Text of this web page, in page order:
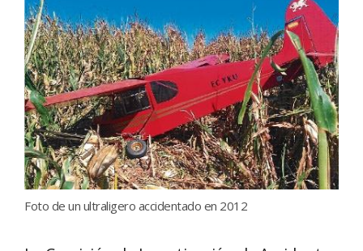
Foto de un ultraligero accidentado en 2012